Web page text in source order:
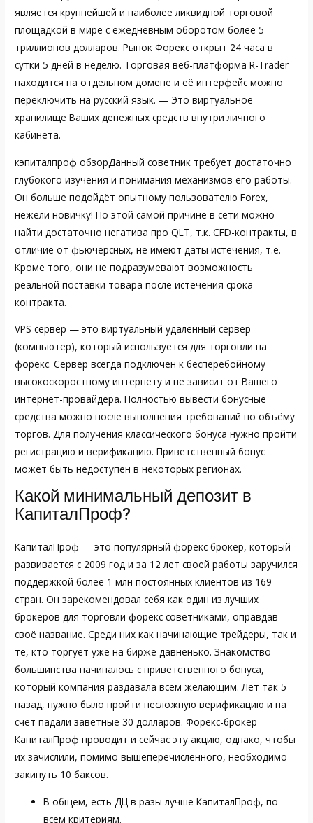
является крупнейшей и наиболее ликвидной торговой
площадкой в мире с ежедневным оборотом более 5
триллионов долларов. Рынок Форекс открыт 24 часа в
сутки 5 дней в неделю. Торговая веб-платформа R-Trader
находится на отдельном домене и её интерфейс можно
переключить на русский язык. — Это виртуальное
хранилище Ваших денежных средств внутри личного
кабинета.
кэпиталпроф обзорДанный советник требует достаточно
глубокого изучения и понимания механизмов его работы.
Он больше подойдёт опытному пользователю Forex,
нежели новичку! По этой самой причине в сети можно
найти достаточно негатива про QLT, т.к. CFD-контракты, в
отличие от фьючерсных, не имеют даты истечения, т.е.
Кроме того, они не подразумевают возможность
реальной поставки товара после истечения срока
контракта.
VPS сервер — это виртуальный удалённый сервер
(компьютер), который используется для торговли на
форекс. Сервер всегда подключен к бесперебойному
высокоскоростному интернету и не зависит от Вашего
интернет-провайдера. Полностью вывести бонусные
средства можно после выполнения требований по объёму
торгов. Для получения классического бонуса нужно пройти
регистрацию и верификацию. Приветственный бонус
может быть недоступен в некоторых регионах.
Какой минимальный депозит в
КапиталПроф?
КапиталПроф — это популярный форекс брокер, который
развивается с 2009 год и за 12 лет своей работы заручился
поддержкой более 1 млн постоянных клиентов из 169
стран. Он зарекомендовал себя как один из лучших
брокеров для торговли форекс советниками, оправдав
своё название. Среди них как начинающие трейдеры, так и
те, кто торгует уже на бирже давненько. Знакомство
большинства начиналось с приветственного бонуса,
который компания раздавала всем желающим. Лет так 5
назад, нужно было пройти несложную верификацию и на
счет падали заветные 30 долларов. Форекс-брокер
КапиталПроф проводит и сейчас эту акцию, однако, чтобы
их зачислили, помимо вышеперечисленного, необходимо
закинуть 10 баксов.
В общем, есть ДЦ в разы лучше КапиталПроф, по
всем критериям.